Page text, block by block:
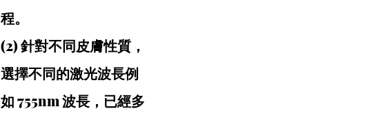
程。
(2) 針對不同皮膚性質，
選擇不同的激光波長例
如 755nm 波長，已經多